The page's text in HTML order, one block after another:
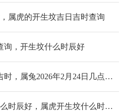
属虎的开生坟吉日吉时查询
询，开生坟什么时辰好
2026年2月24日属兔开生坟吉时，属兔2026年2月24日几点开生坟好
属虎2026年2月4日开生坟什么时辰好，属虎开生坟什么时辰好